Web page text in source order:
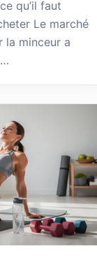
qu’il faut
Le marché
la minceur a